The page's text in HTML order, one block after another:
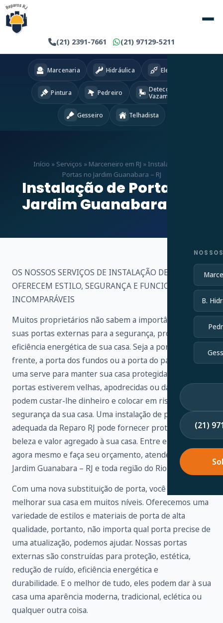
(21) 2391-7661 (21) 97129-5211
B.
(21)
Marcenaria Hidráulica Eletricista
Pintura Pedreiro
Detecção
Vazamentos
Gesseiro Telhadista
Início » Serviços » Marceneiro em RJ » Instalação de
Portas no Jardim Guanabara – RJ
Instalação de Portas no
Jardim Guanabara – RJ
OS NOSSOS SERVIÇOS DE INSTALAÇÃO DE PORTAS
OFERECEM ESTILO, SEGURANÇA E FUNCIONALIDADE
INCOMPARÁVEIS
Muitos proprietários não sabem a importância de
suas portas externas para a segurança, proteção e
eficiência energética de sua casa. Seja a porta da
frente, a porta dos fundos ou a porta do pátio, cada
uma serve para manter sua casa protegida. Se as suas
portas estiverem velhas, apodrecidas ou danificadas,
podem custar-lhe dinheiro e colocar em risco a
segurança da sua casa. Uma instalação de porta
adequada da Reparo RJ pode fornecer proteção,
beleza e valor agregado à sua casa. Entre em contato
agora mesmo e faça seu orçamento, atendemos no
Jardim Guanabara – RJ e toda região do Rio de Janeiro.
Com uma nova substituição de porta, você pode
melhorar sua casa em muitos níveis. Oferecemos uma
variedade de estilos e materiais de porta de alta
qualidade, portanto, não importa qual porta precise de
uma atualização, podemos ajudar. Nossas portas
externas são construídas para proteção, estética,
redução de ruído, eficiência energética e
durabilidade. E o melhor de tudo, eles podem dar à sua
casa uma aparência moderna, tradicional, eclética ou
qualquer outra coisa.